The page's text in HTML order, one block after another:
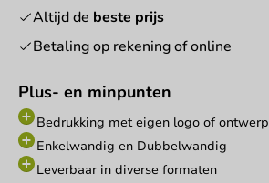
Plus- en minpunten
Bedrukking met eigen logo of ontwerp
Enkelwandig en Dubbelwandig
Leverbaar in diverse formaten
Altijd de beste prijs
Betaling op rekening of online